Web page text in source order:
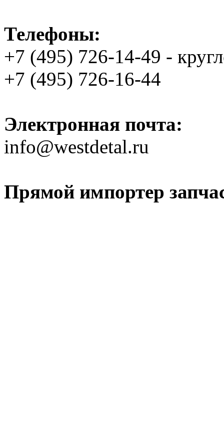
Телефоны:
+7 (495) 726-14-49 -
+7 (495) 726-16-44
Электронная почта:
info@westdetal.ru
Прямой импортер